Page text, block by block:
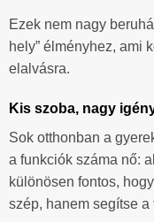
Ezek nem nagy
hely” élményhez, ami
elalvásra.
Kis szoba, nagy
Sok otthonban a
a funkciók száma nő:
különösen fontos,
szép, hanem segítse a